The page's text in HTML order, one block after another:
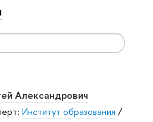
Александрович
Институт образования /